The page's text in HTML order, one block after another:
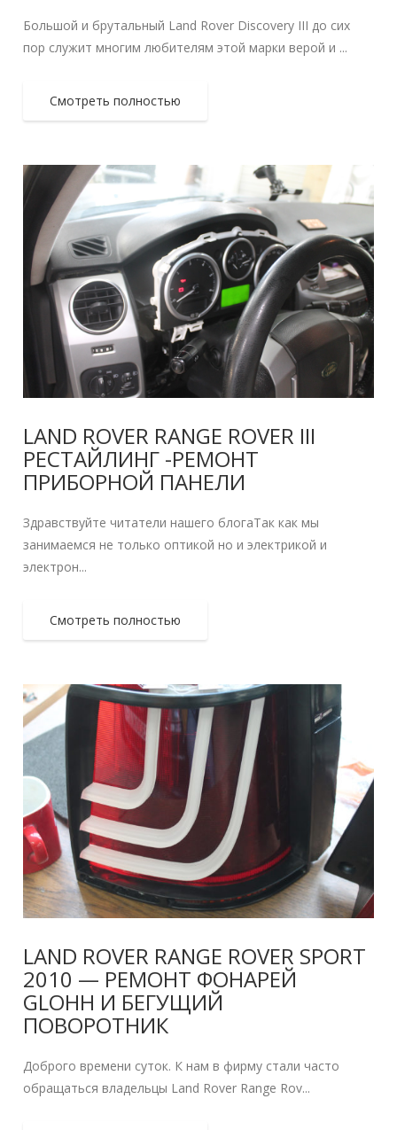
Большой и брутальный Land Rover Discovery III до сих
пор служит многим любителям этой марки верой и ...
Смотреть полностью
LAND ROVER RANGE ROVER III
РЕСТАЙЛИНГ -РЕМОНТ
ПРИБОРНОЙ ПАНЕЛИ
Здравствуйте читатели нашего блогаТак как мы
занимаемся не только оптикой но и электрикой и
электрон...
Смотреть полностью
LAND ROVER RANGE ROVER SPORT
2010 — РЕМОНТ ФОНАРЕЙ
GLOHH И БЕГУЩИЙ
ПОВОРОТНИК
Доброго времени суток. К нам в фирму стали часто
обращаться владельцы Land Rover Range Rov...